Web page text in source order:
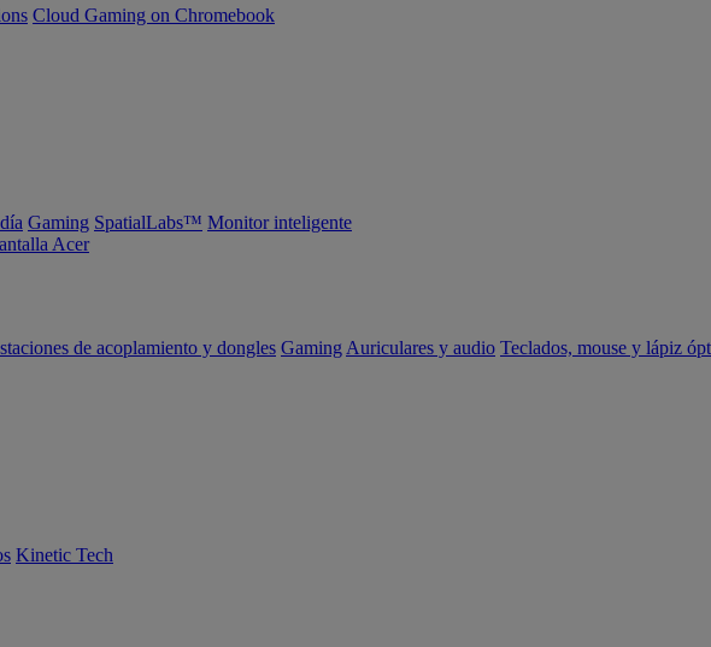
Cloud Gaming on Chromebook
Gaming SpatialLabs™ Monitor inteligente
Acer
de acoplamiento y dongles Gaming Auriculares y audio Teclados, mouse y lápiz
Kinetic Tech